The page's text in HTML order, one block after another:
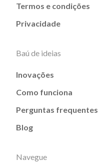
Termos e condições
Privacidade
Baú de ideias
Inovações
Como funciona
Perguntas frequentes
Blog
Navegue